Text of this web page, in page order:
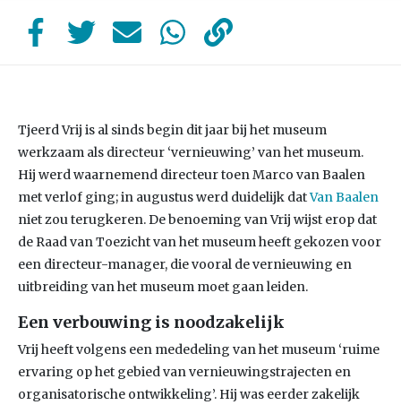
Tjeerd Vrij is al sinds begin dit jaar bij het museum
werkzaam als directeur ‘vernieuwing’ van het museum.
Hij werd waarnemend directeur toen Marco van Baalen
met verlof ging; in augustus werd duidelijk datVan Baalen
niet zou terugkeren. De benoeming van Vrij wijst erop dat
de Raad van Toezicht van het museum heeft gekozen voor
een directeur-manager, die vooral de vernieuwing en
uitbreiding van het museum moet gaan leiden.
Een verbouwing is noodzakelijk
Vrij heeft volgens een mededeling van het museum ‘ruime
ervaring op het gebied van vernieuwingstrajecten en
organisatorische ontwikkeling’. Hij was eerder zakelijk